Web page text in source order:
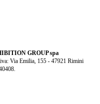
GROUP spa
Via Emilia, 155 - 47921 Rimini